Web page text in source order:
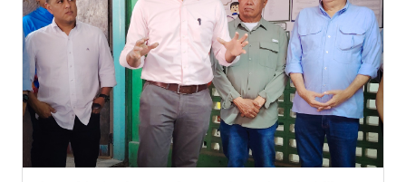
Esta iniciativa se enmarca en la política social
Oskarina Rosso